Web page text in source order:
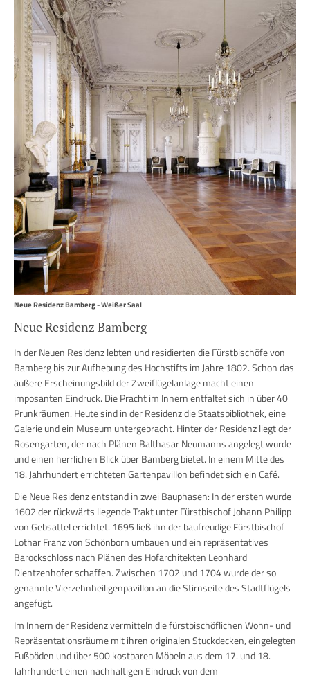
Neue Residenz Bamberg - Weißer Saal
Neue Residenz Bamberg
In der Neuen Residenz lebten und residierten die Fürstbischöfe von
Bamberg bis zur Aufhebung des Hochstifts im Jahre 1802. Schon das
äußere Erscheinungsbild der Zweiflügelanlage macht einen
imposanten Eindruck. Die Pracht im Innern entfaltet sich in über 40
Prunkräumen. Heute sind in der Residenz die Staatsbibliothek, eine
Galerie und ein Museum untergebracht. Hinter der Residenz liegt der
Rosengarten, der nach Plänen Balthasar Neumanns angelegt wurde
und einen herrlichen Blick über Bamberg bietet. In einem Mitte des
18. Jahrhundert errichteten Gartenpavillon befindet sich ein Café.
Die Neue Residenz entstand in zwei Bauphasen: In der ersten wurde
1602 der rückwärts liegende Trakt unter Fürstbischof Johann Philipp
von Gebsattel errichtet. 1695 ließ ihn der baufreudige Fürstbischof
Lothar Franz von Schönborn umbauen und ein repräsentatives
Barockschloss nach Plänen des Hofarchitekten Leonhard
Dientzenhofer schaffen. Zwischen 1702 und 1704 wurde der so
genannte Vierzehnheiligenpavillon an die Stirnseite des Stadtflügels
angefügt.
Im Innern der Residenz vermitteln die fürstbischöflichen Wohn- und
Repräsentationsräume mit ihren originalen Stuckdecken, eingelegten
Fußböden und über 500 kostbaren Möbeln aus dem 17. und 18.
Jahrhundert einen nachhaltigen Eindruck von dem